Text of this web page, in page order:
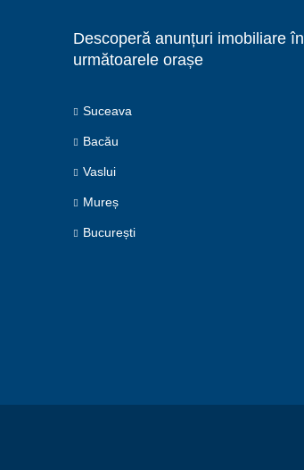
Descoperă anunțuri imobiliare în
următoarele orașe
Suceava
Bacău
Vaslui
Mureș
București